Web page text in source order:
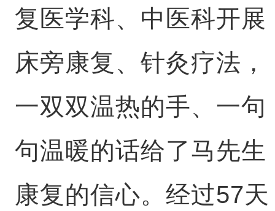
复医学科、中医科开展
床旁康复、针灸疗法，
一双双温热的手、一句
句温暖的话给了马先生
康复的信心。经过57天